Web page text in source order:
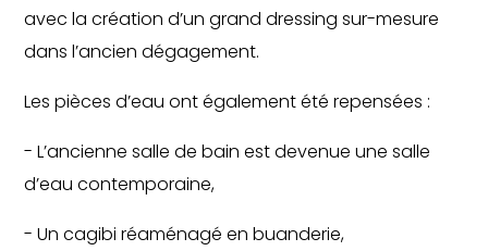
avec la création d’un grand dressing sur-mesure
dans l’ancien dégagement.
Les pièces d’eau ont également été repensées :
- L’ancienne salle de bain est devenue une salle
d’eau contemporaine,
- Un cagibi réaménagé en buanderie,